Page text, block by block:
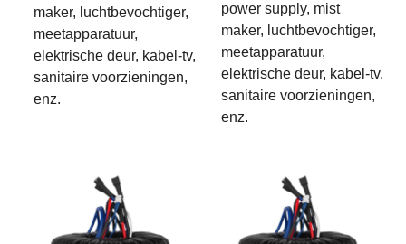
maker, luchtbevochtiger,
meetapparatuur,
elektrische deur, kabel-tv,
sanitaire voorzieningen,
enz.
power supply, mist
maker, luchtbevochtiger,
meetapparatuur,
elektrische deur, kabel-tv,
sanitaire voorzieningen,
enz.